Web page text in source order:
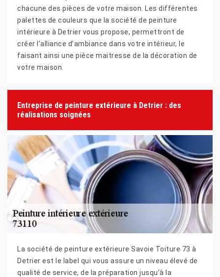
chacune des pièces de votre maison. Les différentes
palettes de couleurs que la société de peinture
intérieure à Detrier vous propose, permettront de
créer l’alliance d’ambiance dans votre intérieur, le
faisant ainsi une pièce maitresse de la décoration de
votre maison.
Entreprise de peinture extérieure à Detrier : des
réalisations soignées
La société de peinture extérieure Savoie Toiture 73 à
Detrier est le label qui vous assure un niveau élevé de
qualité de service, de la préparation jusqu’à la